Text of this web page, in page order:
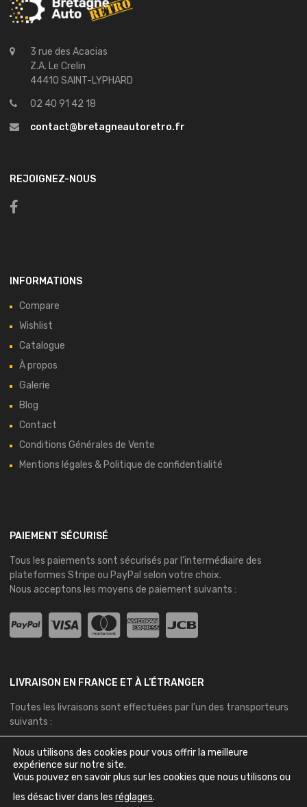
3 rue des Acacias
Z.A. Le Crelin
44410 SAINT-LYPHARD
02 40 91 42 18
contact@bretagneautoretro.fr
REJOIGNEZ-NOUS
INFORMATIONS
Compare
Wishlist
Catalogue
À propos
Galerie
Blog
Contact
Conditions Générales de Vente
Mentions légales & Politique de confidentialité
PAIEMENT SÉCURISÉ
Tous les paiements sont sécurisés par l’intermédiaire des
plateformes Stripe ou PayPal selon votre choix.
Nous acceptons les moyens de paiement suivants :
LIVRAISON EN FRANCE ET À L’ÉTRANGER
Toutes les livraisons sont effectuées par l’un des transporteurs
suivants :
Nous utilisons des cookies pour vous offrir la meilleure
expérience sur notre site.
Vous pouvez en savoir plus sur les cookies que nous utilisons ou
les désactiver dans les réglages.